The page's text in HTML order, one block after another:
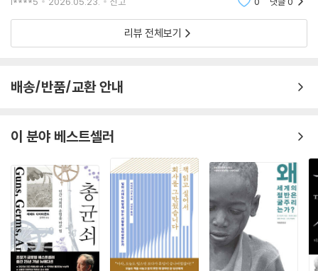
른 응답자는 “자존감이 높아지고 마음이 더 편해졌다”고 했다. 다른 이는
이렇게 말했다. “전부 내 탓이 아니었고 나는 형편없는 사람이 아니었다.
내가 원하는 것과 필요한 것을 우선시하는 삶을 살 수 있다는 사실을 깨달
군가는 말했다. “그건 내 삶을 구했다…… 절연은 내게 축복 자체였다”
실”이라고 일컫는다. 이 표현은 우리의 슬픔을 다른 슬픔과 구분하는 요소
를 정확하게 포착한다. 왜냐하면 학대자는 여전히 살아 있고, 관계는 변할
수 있으며 불확실하기 때문이다. 완전히 절연했다 해도 우리는 다른 가족
의 결혼식이나 장례식 등에서 그들을 만날 수 있다. 또 여전히 학대자와 연
락을 유지하는 가족이나 우리의 선택에 대해 판단할 권리가 있다고 착각하
는 다른 누군가에게 느끼는 불편함이나 경멸감도 헤쳐나가야 한다.
족 해방』은 가족문제에 관심을 기울이는 모두를 위한 책이다. 특히 가정 내
학대 생존자를 위한 책이며 더 많은 생존자를 만들고 연결한 책이다. 에이
먼 돌런은 『가족 해방』이 생명을 구하는 데 도움이 되길 바란다고 밝혔다.
복하고, 마땅히 누려야 할 풍요롭고 보람찬 삶을 되찾도록 도울 책.
- 데이비드 셰프 (『뷰티풀 보이』 저자)
잃었던 주체성과 자기인식을 되찾아주는 가치 있는 자기돌봄이라고 강력
- 퍼블리셔스 위클리
절연에 관한 고전이 될 『가족 해방』은 철저한 연구와 탄탄한 구성, 탁월한
실용성을 갖추고 있다. (…) 성인 학대 생존자에게 귀중한 도움을 줄 것이
다.
- 커커스 리뷰
지"라는 주변의 은근한 압박(가스라이팅)에
리뷰 전체보기
배송/반품/교환 안내
이 분야 베스트셀러